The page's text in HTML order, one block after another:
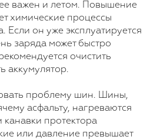
важен и летом. Повышение
химические процессы
Если он уже эксплуатируется
заряда может быстро
очистить
аккумулятор.
проблему шин. Шины,
асфальту, нагреваются
протектора
или давление превышает